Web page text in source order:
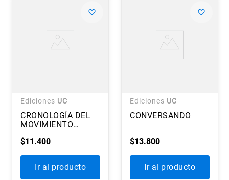
Ediciones UC
CRONOLOGÍA DEL
MOVIMIENTO
$11.400
Ir al producto
Ediciones UC
CONVERSANDO
$13.800
Ir al producto